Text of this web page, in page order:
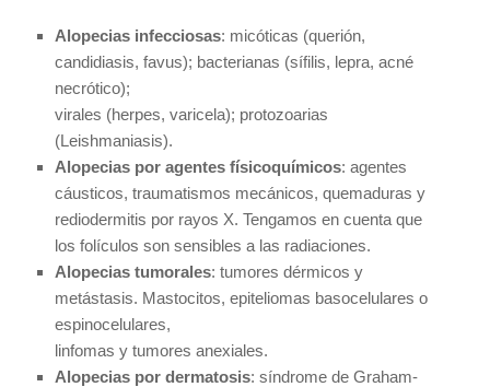
Alopecias infecciosas: micóticas (querión,
candidiasis, favus); bacterianas (sífilis, lepra, acné
necrótico);
virales (herpes, varicela); protozoarias
(Leishmaniasis).
Alopecias por agentes físicoquímicos: agentes
cáusticos, traumatismos mecánicos, quemaduras y
rediodermitis por rayos X. Tengamos en cuenta que
los folículos son sensibles a las radiaciones.
Alopecias tumorales: tumores dérmicos y
metástasis. Mastocitos, epiteliomas basocelulares o
espinocelulares,
linfomas y tumores anexiales.
Alopecias por dermatosis: síndrome de Graham-